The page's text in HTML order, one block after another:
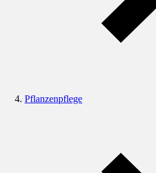
Pflanzenpflege